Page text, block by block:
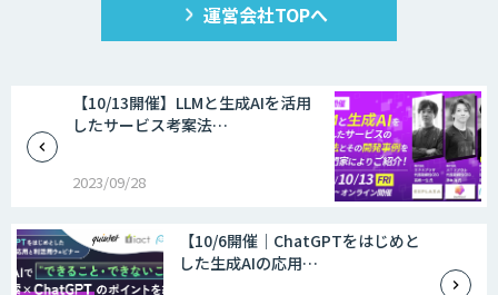
運営会社TOPへ
【10/13開催】LLMと生成AIを活用
したサービス考案法…
2023/09/28
【10/6開催│ChatGPTをはじめと
した生成AIの応用…